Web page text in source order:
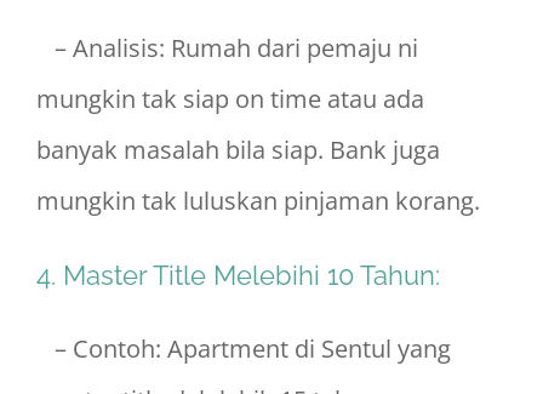
– Analisis: Rumah dari pemaju ni
mungkin tak siap on time atau ada
banyak masalah bila siap. Bank juga
mungkin tak luluskan pinjaman korang.
4. Master Title Melebihi 10 Tahun:
– Contoh: Apartment di Sentul yang